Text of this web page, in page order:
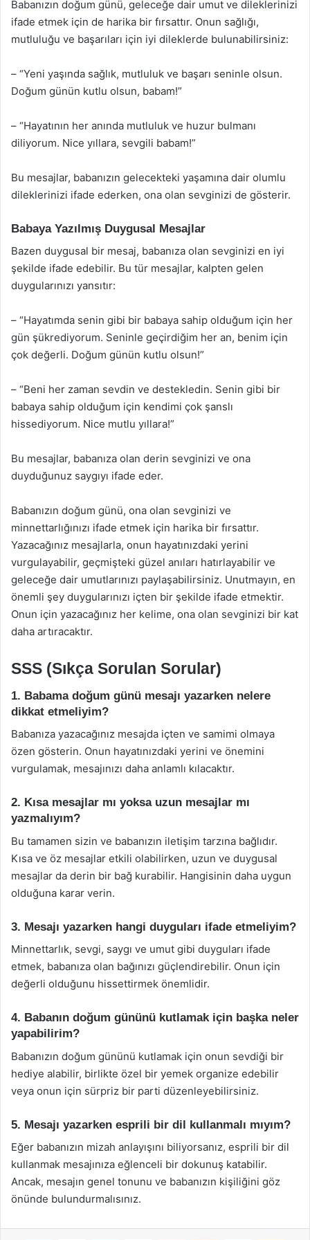
Babanızın doğum günü, geleceğe dair umut ve dileklerinizi
ifade etmek için de harika bir fırsattır. Onun sağlığı,
mutluluğu ve başarıları için iyi dileklerde bulunabilirsiniz:
– “Yeni yaşında sağlık, mutluluk ve başarı seninle olsun.
Doğum günün kutlu olsun, babam!”
– “Hayatının her anında mutluluk ve huzur bulmanı
diliyorum. Nice yıllara, sevgili babam!”
Bu mesajlar, babanızın gelecekteki yaşamına dair olumlu
dileklerinizi ifade ederken, ona olan sevginizi de gösterir.
Babaya Yazılmış Duygusal Mesajlar
Bazen duygusal bir mesaj, babanıza olan sevginizi en iyi
şekilde ifade edebilir. Bu tür mesajlar, kalpten gelen
duygularınızı yansıtır:
– “Hayatımda senin gibi bir babaya sahip olduğum için her
gün şükrediyorum. Seninle geçirdiğim her an, benim için
çok değerli. Doğum günün kutlu olsun!”
– “Beni her zaman sevdin ve destekledin. Senin gibi bir
babaya sahip olduğum için kendimi çok şanslı
hissediyorum. Nice mutlu yıllara!”
Bu mesajlar, babanıza olan derin sevginizi ve ona
duyduğunuz saygıyı ifade eder.
Babanızın doğum günü, ona olan sevginizi ve
minnettarlığınızı ifade etmek için harika bir fırsattır.
Yazacağınız mesajlarla, onun hayatınızdaki yerini
vurgulayabilir, geçmişteki güzel anıları hatırlayabilir ve
geleceğe dair umutlarınızı paylaşabilirsiniz. Unutmayın, en
önemli şey duygularınızı içten bir şekilde ifade etmektir.
Onun için yazacağınız her kelime, ona olan sevginizi bir kat
daha artıracaktır.
SSS (Sıkça Sorulan Sorular)
1. Babama doğum günü mesajı yazarken nelere
dikkat etmeliyim?
Babanıza yazacağınız mesajda içten ve samimi olmaya
özen gösterin. Onun hayatınızdaki yerini ve önemini
vurgulamak, mesajınızı daha anlamlı kılacaktır.
2. Kısa mesajlar mı yoksa uzun mesajlar mı
yazmalıyım?
Bu tamamen sizin ve babanızın iletişim tarzına bağlıdır.
Kısa ve öz mesajlar etkili olabilirken, uzun ve duygusal
mesajlar da derin bir bağ kurabilir. Hangisinin daha uygun
olduğuna karar verin.
3. Mesajı yazarken hangi duyguları ifade etmeliyim?
Minnettarlık, sevgi, saygı ve umut gibi duyguları ifade
etmek, babanıza olan bağınızı güçlendirebilir. Onun için
değerli olduğunu hissettirmek önemlidir.
4. Babanın doğum gününü kutlamak için başka neler
yapabilirim?
Babanızın doğum gününü kutlamak için onun sevdiği bir
hediye alabilir, birlikte özel bir yemek organize edebilir
veya onun için sürpriz bir parti düzenleyebilirsiniz.
5. Mesajı yazarken esprili bir dil kullanmalı mıyım?
Eğer babanızın mizah anlayışını biliyorsanız, esprili bir dil
kullanmak mesajınıza eğlenceli bir dokunuş katabilir.
Ancak, mesajın genel tonunu ve babanızın kişiliğini göz
önünde bulundurmalısınız.